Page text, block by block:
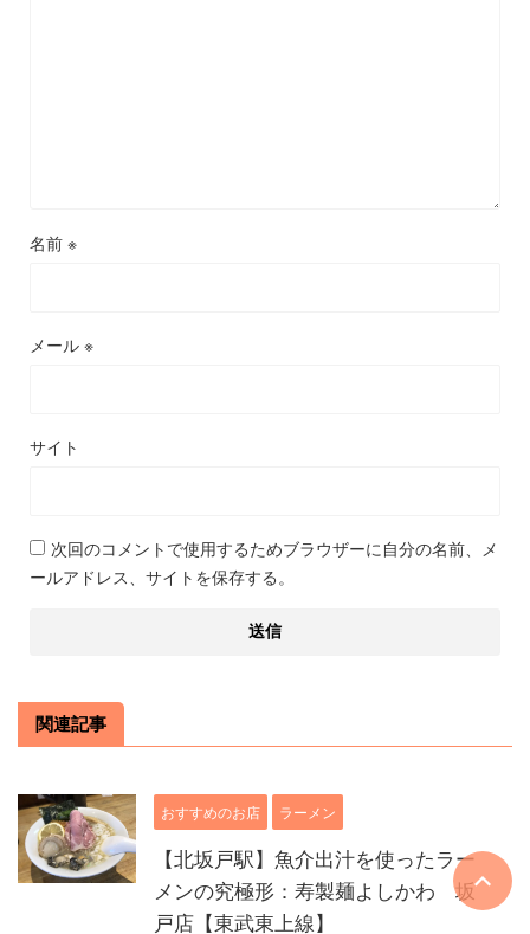
名前 ※
メール ※
サイト
次回のコメントで使用するためブラウザーに自分の名前、メ
ールアドレス、サイトを保存する。
関連記事
おすすめのお店 ラーメン
【北坂戸駅】魚介出汁を使ったラー
メンの究極形：寿製麺よしかわ 坂
戸店【東武東上線】